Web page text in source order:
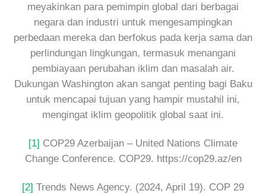
meyakinkan para pemimpin global dari berbagai
negara dan industri untuk mengesampingkan
perbedaan mereka dan berfokus pada kerja sama dan
perlindungan lingkungan, termasuk menangani
pembiayaan perubahan iklim dan masalah air.
Dukungan Washington akan sangat penting bagi Baku
untuk mencapai tujuan yang hampir mustahil ini,
mengingat iklim geopolitik global saat ini.
[1] COP29 Azerbaijan – United Nations Climate
Change Conference. COP29. https://cop29.az/en
[2] Trends News Agency. (2024, April 19). COP 29